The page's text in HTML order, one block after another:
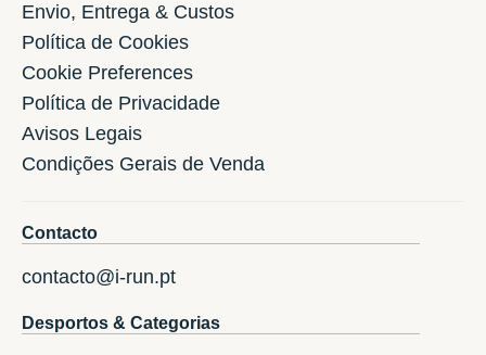
Envio, Entrega & Custos
Política de Cookies
Cookie Preferences
Política de Privacidade
Avisos Legais
Condições Gerais de Venda
Contacto
contacto@i-run.pt
Desportos & Categorias